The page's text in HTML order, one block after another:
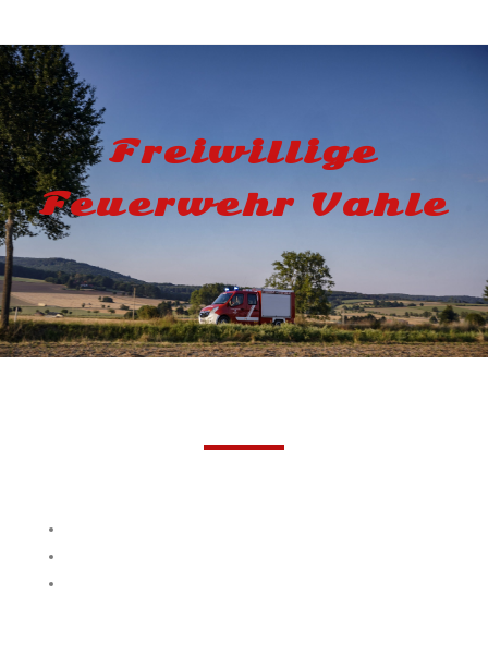
Freiwillige
Feuerwehr Vahle